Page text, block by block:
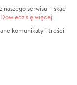
Edukacja
serwisu – skąd
Dowiedz się więcej
komunikaty i treści